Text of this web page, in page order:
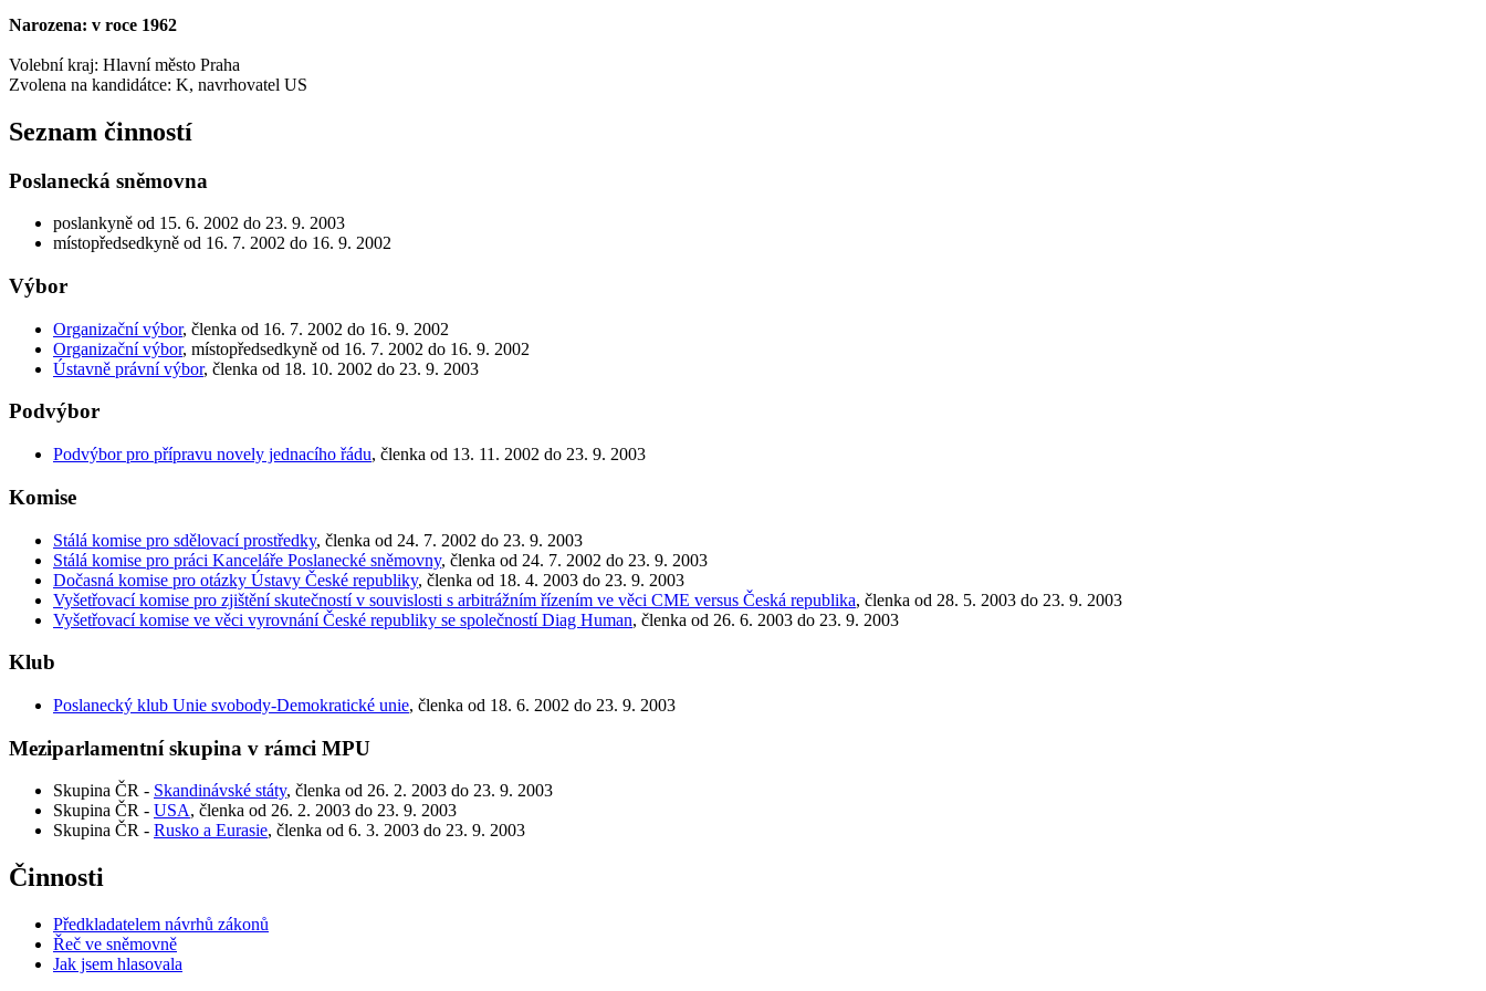
Narozena: v roce 1962
Volební kraj: Hlavní město Praha
Zvolena na kandidátce: K, navrhovatel US
Seznam činností
Poslanecká sněmovna
poslankyně od 15. 6. 2002 do 23. 9. 2003
místopředsedkyně od 16. 7. 2002 do 16. 9. 2002
Výbor
Organizační výbor, členka od 16. 7. 2002 do 16. 9. 2002
Organizační výbor, místopředsedkyně od 16. 7. 2002 do 16. 9. 2002
Ústavně právní výbor, členka od 18. 10. 2002 do 23. 9. 2003
Podvýbor
Podvýbor pro přípravu novely jednacího řádu, členka od 13. 11. 2002 do 23. 9. 2003
Komise
Stálá komise pro sdělovací prostředky, členka od 24. 7. 2002 do 23. 9. 2003
Stálá komise pro práci Kanceláře Poslanecké sněmovny, členka od 24. 7. 2002 do 23. 9. 2003
Dočasná komise pro otázky Ústavy České republiky, členka od 18. 4. 2003 do 23. 9. 2003
Vyšetřovací komise pro zjištění skutečností v souvislosti s arbitrážním řízením ve věci CME versus Česká republika, členka od 28. 5. 2003 do 23. 9. 2003
Vyšetřovací komise ve věci vyrovnání České republiky se společností Diag Human, členka od 26. 6. 2003 do 23. 9. 2003
Klub
Poslanecký klub Unie svobody-Demokratické unie, členka od 18. 6. 2002 do 23. 9. 2003
Meziparlamentní skupina v rámci MPU
Skupina ČR - Skandinávské státy, členka od 26. 2. 2003 do 23. 9. 2003
Skupina ČR - USA, členka od 26. 2. 2003 do 23. 9. 2003
Skupina ČR - Rusko a Eurasie, členka od 6. 3. 2003 do 23. 9. 2003
Činnosti
Předkladatelem návrhů zákonů
Řeč ve sněmovně
Jak jsem hlasovala